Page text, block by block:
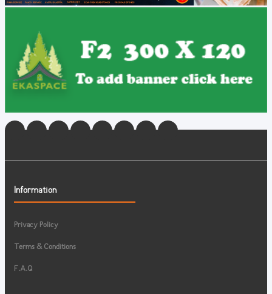
Information
Privacy Policy
Terms & Conditions
F.A.Q